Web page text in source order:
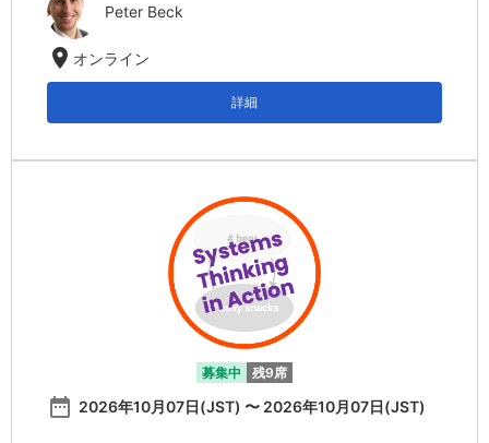
Peter Beck
location_on オンライン
詳細
募集中 残9席
date_range 2026年10月07日(JST) 〜 2026年10月07日(JST)